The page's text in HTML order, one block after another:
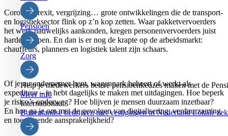
Pensioen
Zorg
Help je medewerkers betere pensioenkeuzes maken met de
Meer info
Internationaal
Buitenlandse bedrijven met vestigingen in NederlandLokale
Corona, Brexit, vergrijzing… grote ontwikkelingen die de transport-
en logistieksector flink op z’n kop zetten. Waar pakketvervoerders
het werk nauwelijks aankonden, kregen personenvervoerders juist
harde klappen. En dan is er nog de krapte op de arbeidsmarkt:
chauffeurs, planners en logistiek talent zijn schaars.
Of je nu ondernemer bent, wagenpark beheert of werkt als
expediteur – je hebt dagelijks te maken met uitdagingen. Hoe beperk
je risico’s onderweg? Hoe blijven je mensen duurzaam inzetbaar?
En hoe ga je om met de gevolgen van digitalisering, verduurzaming
en toenemende aansprakelijkheid?